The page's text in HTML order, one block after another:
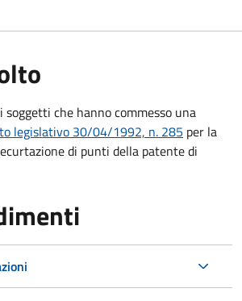
che hanno commesso una
legislativo 30/04/1992, n. 285 per la
di punti della patente di